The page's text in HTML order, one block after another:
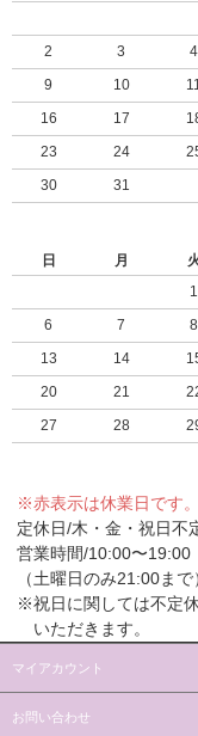
2
3 4
9
10
16
17
23
24
30
31
日
月
1
6
7 8
13
14
20
21
27
28
※赤表示は休業日です。
定休日/木・金・祝日不
営業時間/10:00〜19:00
（土曜日のみ21:00まで
※祝日に関しては不定
いただきます。
マイアカウント
お問い合わせ